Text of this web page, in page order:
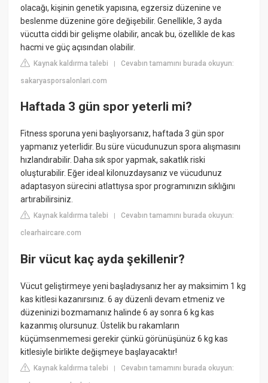
olacağı, kişinin genetik yapısına, egzersiz düzenine ve
beslenme düzenine göre değişebilir. Genellikle, 3 ayda
vücutta ciddi bir gelişme olabilir, ancak bu, özellikle de kas
hacmi ve güç açısından olabilir.
Kaynak kaldırma talebi |Cevabın tamamını burada okuyun:
sakaryasporsalonlari.com
Haftada 3 gün spor yeterli mi?
Fitness sporuna yeni başlıyorsanız, haftada 3 gün spor
yapmanız yeterlidir. Bu süre vücudunuzun spora alışmasını
hızlandırabilir. Daha sık spor yapmak, sakatlık riski
oluşturabilir. Eğer ideal kilonuzdaysanız ve vücudunuz
adaptasyon sürecini atlattıysa spor programınızın sıklığını
artırabilirsiniz.
Kaynak kaldırma talebi |Cevabın tamamını burada okuyun:
clearhaircare.com
Bir vücut kaç ayda şekillenir?
Vücut geliştirmeye yeni başladıysanız her ay maksimim 1 kg
kas kitlesi kazanırsınız. 6 ay düzenli devam etmeniz ve
düzeninizi bozmamanız halinde 6 ay sonra 6 kg kas
kazanmış olursunuz. Üstelik bu rakamların
küçümsenmemesi gerekir çünkü görünüşünüz 6 kg kas
kitlesiyle birlikte değişmeye başlayacaktır!
Kaynak kaldırma talebi |Cevabın tamamını burada okuyun: